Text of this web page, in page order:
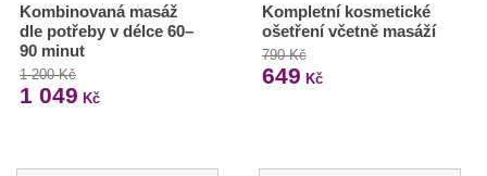
Kombinovaná masáž
dle potřeby v délce 60–
90 minut
1 200 Kč
1 049 Kč
Kompletní kosmetické
ošetření včetně masáží
790 Kč
649 Kč